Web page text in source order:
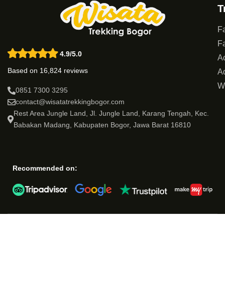
4.9/5.0
Based on 16,824 reviews
0851 7300 3295
contact@wisatatrekkingbogor.com
Rest Area Jungle Land, Jl. Jungle Land, Karang Tengah, Kec.
Babakan Madang, Kabupaten Bogor, Jawa Barat 16810
Recommended on: